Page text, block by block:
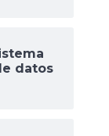
datos